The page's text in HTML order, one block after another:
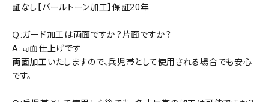
証なし【パールトーン加工】保証20年
Ｑ:ガード加工は両面ですか？片面ですか？
A:両面仕上げです
両面加工いたしますので、兵児帯として使用される場合でも安心
です。